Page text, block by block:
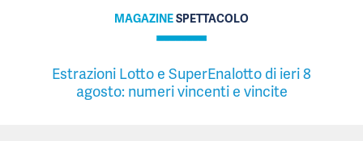
MAGAZINESPETTACOLO
Estrazioni Lotto e SuperEnalotto di ieri 8
agosto: numeri vincenti e vincite